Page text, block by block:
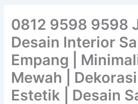
0812 9598 9598
Desain Interior
Empang |
Mewah |
Estetik | Desain